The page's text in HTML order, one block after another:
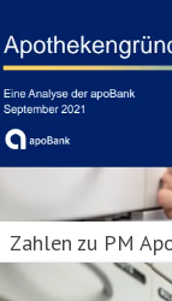
Zahlen zu PM